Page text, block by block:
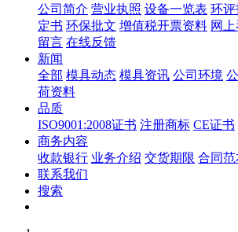
公司简介 营业执照 设备一览表 环
定书 环保批文 增值税开票资料 网
留言 在线反馈
新闻
全部 模具动态 模具资讯 公司环境
荷资料
品质
ISO9001:2008证书 注册商标 CE证书
商务内容
收款银行 业务介绍 交货期限 合同范
联系我们
搜索